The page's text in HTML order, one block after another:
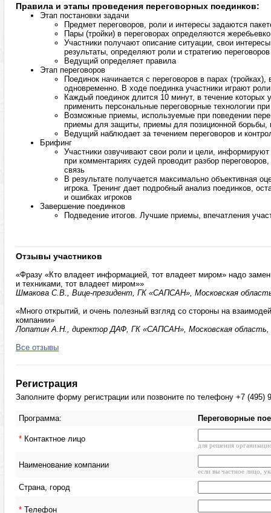
Правила и этапы проведения переговорных поединков:
Этап постановки задачи
Предмет переговоров, роли и интересы задаются
Пары (тройки) в переговорах определяются
Участники получают описание ситуации, свои
результаты, определяют роли и стратегию переговоров
Ведущий определяет правила
Этап переговоров
Поединок начинается с переговоров в парах (тройках),
одновременно. В ходе поединка участники играют роли
Каждый поединок длится 10 минут, в течение которых
применить персональные переговорные технологии
Возможные приемы, используемые при поведении
приемы для защиты, приемы для позиционной борьбы,
Ведущий наблюдает за течением переговоров и
Брифинг
Участники озвучивают свои роли и цели,
при комментариях судей проводит разбор
связь
В результате получается максимально объективная
игрока. Тренинг дает подробный анализ поединков,
и ошибках игроков
Завершение поединков
Подведение итогов. Лучшие приемы, впечатления
Отзывы участников
«Фразу «Кто владеет информацией, тот владеет миром» надо
и техниками, тот владеет миром»»
Шмакова С.В., Вице-президент, ГК «САПСАН», Московская
«Много открытий, и очень полезный взгляд со стороны на
компании»
Лопатин А.Н., директор ДАФ, ГК «САПСАН», Московская область,
Все отзывы
Регистрация
Заполните форму регистрации или позвоните по телефону +7 (495)